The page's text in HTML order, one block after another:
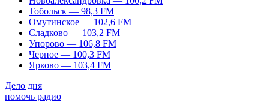
Тобольск — 98,3 FM
Омутинское — 102,6 FM
Сладково — 103,2 FM
Упорово — 106,8 FM
Черное — 100,3 FM
Ярково — 103,4 FM
Дело дня
помочь радио